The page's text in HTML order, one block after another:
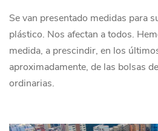
Se van presentado medidas para
plástico. Nos afectan a todos.
medida, a prescindir, en los
aproximadamente, de las bolsas
ordinarias.